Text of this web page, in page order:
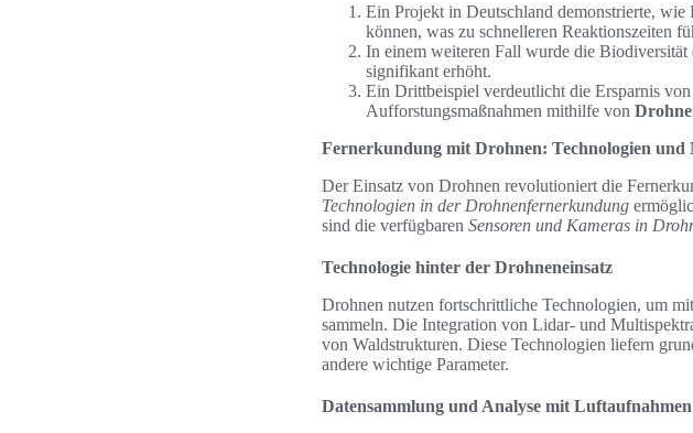
Ein Projekt in Deutschland demonstrierte,
können, was zu schnelleren Reaktionszeiten
In einem weiteren Fall wurde die
signifikant erhöht.
Ein Drittbeispiel verdeutlicht die Ersparnis
Aufforstungsmaßnahmen mithilfe von
Fernerkundung mit Drohnen: Technologien und
Der Einsatz von Drohnen revolutioniert die
Technologien in der Drohnenfernerkundung
sind die verfügbaren Sensoren und Kameras in
Technologie hinter der Drohneneinsatz
Drohnen nutzen fortschrittliche Technologien, um
sammeln. Die Integration von Lidar- und
von Waldstrukturen. Diese Technologien liefern
andere wichtige Parameter.
Datensammlung und Analyse mit Luftaufnahmen